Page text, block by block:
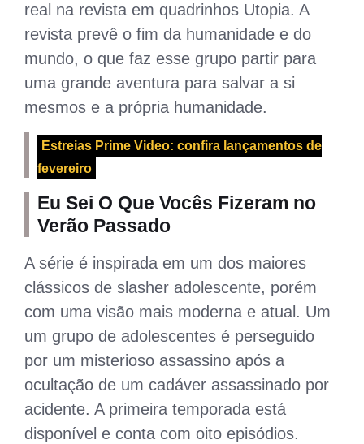
real na revista em quadrinhos Utopia. A
revista prevê o fim da humanidade e do
mundo, o que faz esse grupo partir para
uma grande aventura para salvar a si
mesmos e a própria humanidade.
Estreias Prime Video: confira lançamentos de
fevereiro
Eu Sei O Que Vocês Fizeram no
Verão Passado
A série é inspirada em um dos maiores
clássicos de slasher adolescente, porém
com uma visão mais moderna e atual. Um
um grupo de adolescentes é perseguido
por um misterioso assassino após a
ocultação de um cadáver assassinado por
acidente. A primeira temporada está
disponível e conta com oito episódios.